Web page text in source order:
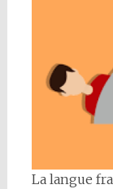
La langue